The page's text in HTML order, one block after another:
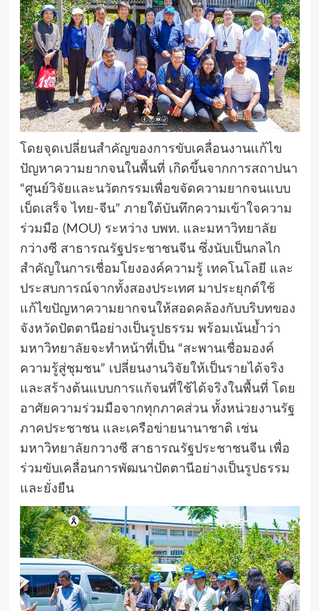
โดยจุดเปลี่ยนสำคัญของการขับเคลื่อนงานแก้ไข
ปัญหาความยากจนในพื้นที่ เกิดขึ้นจากการสถาปนา
“ศูนย์วิจัยและนวัตกรรมเพื่อขจัดความยากจนแบบ
เบ็ดเสร็จ ไทย-จีน” ภายใต้บันทึกความเข้าใจความ
ร่วมมือ (MOU) ระหว่าง บพท. และมหาวิทยาลัย
กว่างซี สาธารณรัฐประชาชนจีน ซึ่งนับเป็นกลไก
สำคัญในการเชื่อมโยงองค์ความรู้ เทคโนโลยี และ
ประสบการณ์จากทั้งสองประเทศ มาประยุกต์ใช้
แก้ไขปัญหาความยากจนให้สอดคล้องกับบริบทของ
จังหวัดปัตตานีอย่างเป็นรูปธรรม พร้อมเน้นย้ำว่า
มหาวิทยาลัยจะทำหน้าที่เป็น “สะพานเชื่อมองค์
ความรู้สู่ชุมชน” เปลี่ยนงานวิจัยให้เป็นรายได้จริง
และสร้างต้นแบบการแก้จนที่ใช้ได้จริงในพื้นที่ โดย
อาศัยความร่วมมือจากทุกภาคส่วน ทั้งหน่วยงานรัฐ
ภาคประชาชน และเครือข่ายนานาชาติ เช่น
มหาวิทยาลัยกวางซี สาธารณรัฐประชาชนจีน เพื่อ
ร่วมขับเคลื่อนการพัฒนาปัตตานีอย่างเป็นรูปธรรม
และยั่งยืน